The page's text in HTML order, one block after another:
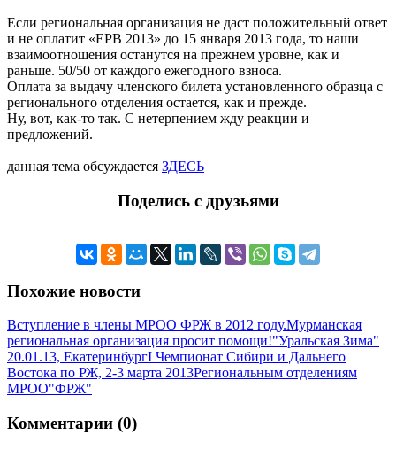
Если региональная организация не даст положительный ответ
и не оплатит «ЕРВ 2013» до 15 января 2013 года, то наши
взаимоотношения останутся на прежнем уровне, как и
раньше. 50/50 от каждого ежегодного взноса.
Оплата за выдачу членского билета установленного образца с
регионального отделения остается, как и прежде.
Ну, вот, как-то так. С нетерпением жду реакции и
предложений.
данная тема обсуждается ЗДЕСЬ
Поделись с друзьями
Похожие новости
Вступление в члены МРОО ФРЖ в 2012 году.Мурманская
региональная организация просит помощи!"Уральская Зима"
20.01.13, ЕкатеринбургI Чемпионат Сибири и Дальнего
Востока по РЖ, 2-3 марта 2013Региональным отделениям
МРОО"ФРЖ"
Комментарии (0)